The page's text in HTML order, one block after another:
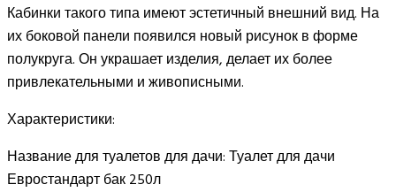
Кабинки такого типа имеют эстетичный внешний вид. На
их боковой панели появился новый рисунок в форме
полукруга. Он украшает изделия, делает их более
привлекательными и живописными.
Характеристики:
Название для туалетов для дачи:Туалет для дачи
Евростандарт бак 250л